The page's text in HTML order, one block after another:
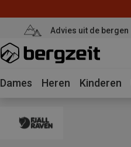
Advies uit de bergen
Dames Heren Kinderen